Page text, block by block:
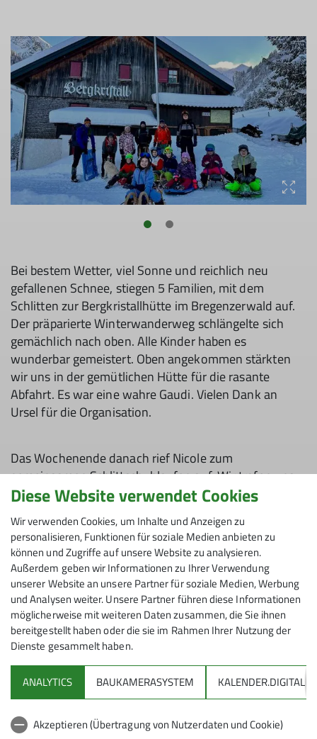
Bei bestem Wetter, viel Sonne und reichlich neu
gefallenen Schnee, stiegen 5 Familien, mit dem
Schlitten zur Bergkristallhütte im Bregenzerwald auf.
Der präparierte Winterwanderweg schlängelte sich
gemächlich nach oben. Alle Kinder haben es
wunderbar gemeistert. Oben angekommen stärkten
wir uns in der gemütlichen Hütte für die rasante
Abfahrt. Es war eine wahre Gaudi. Vielen Dank an
Ursel für die Organisation.
Das Wochenende danach rief Nicole zum
gemeinsamen Schlittschuhlaufen auf. Wir trafen uns
um die Mittagszeit am Eisplatz in Lindenberg. Die
und so zogen 8 Kinder mit Ihren Eltern eine Bahn nach
der anderen. Es war ein toller Ausflug, den wir gerne
im nächsten Winter wiederholen. Vielen Dank liebe
Nicole für die großartige Idee.
Diese Website verwendet Cookies
Wir verwenden Cookies, um Inhalte und Anzeigen zu
personalisieren, Funktionen für soziale Medien anbieten zu
können und Zugriffe auf unsere Website zu analysieren.
Außerdem geben wir Informationen zu Ihrer Verwendung
unserer Website an unsere Partner für soziale Medien, Werbung
und Analysen weiter. Unsere Partner führen diese Informationen
möglicherweise mit weiteren Daten zusammen, die Sie ihnen
bereitgestellt haben oder die sie im Rahmen Ihrer Nutzung der
Dienste gesammelt haben.
ANALYTICS BAUKAMERASYSTEM KALENDER.DIGITAL
Akzeptieren (Übertragung von Nutzerdaten und Cookie)